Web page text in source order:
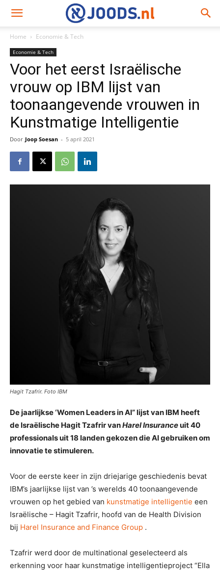
Home Economie & Tech
Economie & Tech
Voor het eerst Israëlische
vrouw op IBM lijst van
toonaangevende vrouwen in
Kunstmatige Intelligentie
Door Joop Soesan - 5 april 2021
Hagit Tzafrir. Foto IBM
De jaarlijkse ‘Women Leaders in AI” lijst van IBM heeft
de Israëlische Hagit Tzafrir vanHarel Insuranceuit 40
professionals uit 18 landen gekozen die AI gebruiken om
innovatie te stimuleren.
Voor de eerste keer in zijn driejarige geschiedenis bevat
IBM’s jaarlijkse lijst van ’s werelds 40 toonaangevende
vrouwen op het gebied van kunstmatige intelligentie een
Israëlische – Hagit Tzafrir, hoofd van de Health Division
bij Harel Insurance and Finance Group .
Tzafrir werd door de multinational geselecteerd als
erkenning voor haar kunstmatige intelligentieproject “Ella